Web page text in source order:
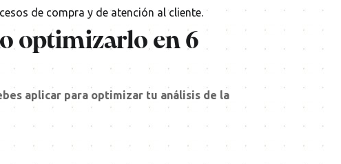
de compra y deatención al cliente.
optimizarlo en 6
aplicar para optimizar tu análisis de la